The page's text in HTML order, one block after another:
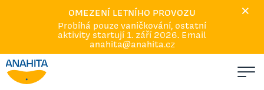
OMEZENÍ LETNÍHO PROVOZU
Probíhá pouze vaničkování, ostatní
aktivity startují 1. září 2026. Email
anahita@anahita.cz
×
Dárkové poukazy
Kalendář
O nás